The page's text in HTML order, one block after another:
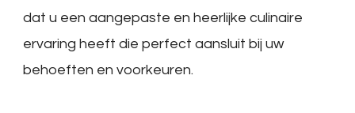
dat u een aangepaste en heerlijke culinaire
ervaring heeft die perfect aansluit bij uw
behoeften en voorkeuren.